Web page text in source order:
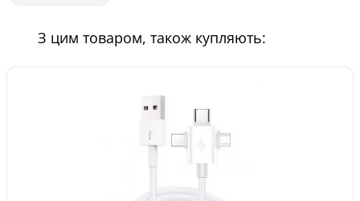
З цим товаром, також купляють: